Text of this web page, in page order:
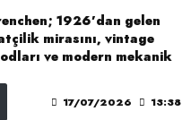
1926’dan gelen
mirasını, vintage
ve modern mekanik
Chronomaster Aviator Sea
17/07/2026 13:38